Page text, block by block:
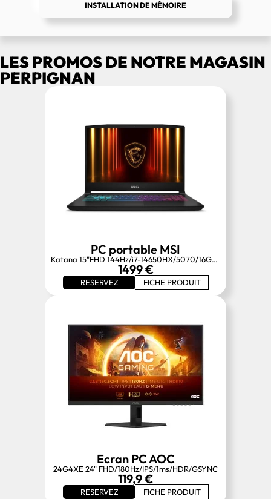
INSTALLATION DE MÉMOIRE
LES PROMOS DE NOTRE MAGASIN
PERPIGNAN
PC portable MSI
Katana 15"FHD 144Hz/i7-14650HX/5070/16Go/512G/W11
1499 €
RESERVEZ FICHE PRODUIT
Ecran PC AOC
24G4XE 24" FHD/180Hz/IPS/1ms/HDR/GSYNC
119,9 €
RESERVEZ FICHE PRODUIT